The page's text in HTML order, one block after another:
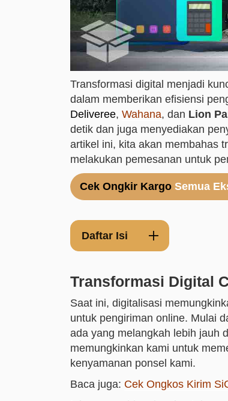
Transformasi digital menjadi
dalam memberikan efisiensi
Deliveree, Wahana, dan Lion
detik dan juga menyediakan
artikel ini, kita akan membahas
melakukan pemesanan untuk
Cek Ongkir Kargo Semua
Daftar Isi
Transformasi Digital
Saat ini, digitalisasi
untuk pengiriman online. Mulai
ada yang melangkah lebih jauh
memungkinkan kami untuk
kenyamanan ponsel kami.
Baca juga: Cek Ongkos Kirim